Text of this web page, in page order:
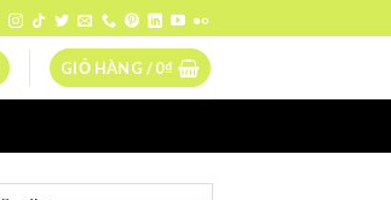
GIỎ HÀNG /0₫